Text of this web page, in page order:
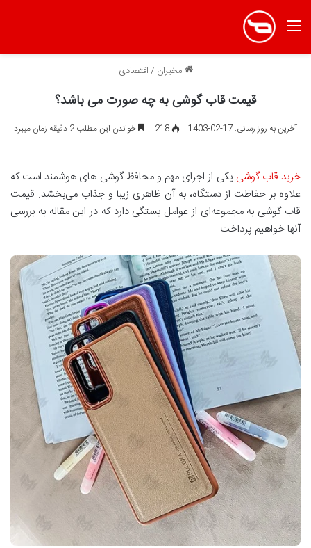
منو
مخبران /اقتصادی
قیمت قاب گوشی به چه صورت می باشد؟
آخرین به روز رسانی: 17-02-1403 218 خواندن این مطلب 2 دقیقه زمان میبرد
خرید قاب گوشی یکی از اجزای مهم و محافظ گوشی های هوشمند است که
علاوه بر حفاظت از دستگاه، به آن ظاهری زیبا و جذاب می‌بخشد. قیمت
قاب گوشی به مجموعه‌ای از عوامل بستگی دارد که در این مقاله به بررسی
آنها خواهیم پرداخت.